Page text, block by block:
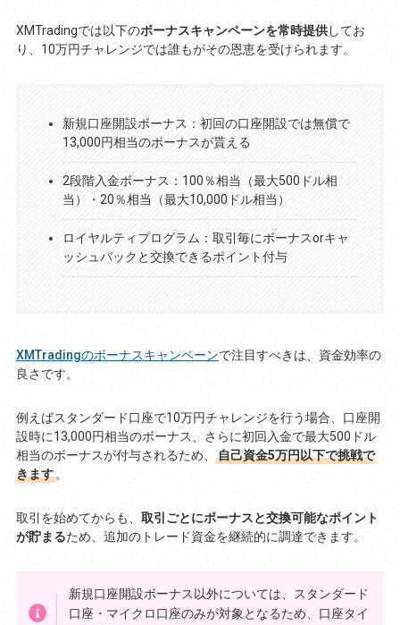
XMTradingでは以下のボーナスキャンペーンを常時提供してお
り、10万円チャレンジでは誰もがその恩恵を受けられます。
新規口座開設ボーナス：初回の口座開設では無償で
13,000円相当のボーナスが貰える
2段階入金ボーナス：100％相当（最大500ドル相
当）・20％相当（最大10,000ドル相当）
ロイヤルティプログラム：取引毎にボーナスorキャ
ッシュバックと交換できるポイント付与
XMTradingのボーナスキャンペーンで注目すべきは、資金効率の
良さです。
例えばスタンダード口座で10万円チャレンジを行う場合、口座開
設時に13,000円相当のボーナス、さらに初回入金で最大500ドル
相当のボーナスが付与されるため、
自己資金5万円以下で挑戦で
きます。
取引を始めてからも、 取引ごとにボーナスと交換可能なポイント
が貯まるため、追加のトレード資金を継続的に調達できます。
新規口座開設ボーナス以外については、スタンダード
口座・マイクロ口座のみが対象となるため、口座タイ